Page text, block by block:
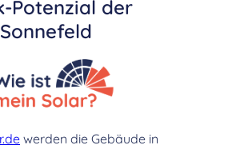
Potenzial der
werden die Gebäude in